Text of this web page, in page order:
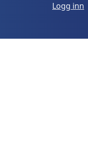
Logg inn